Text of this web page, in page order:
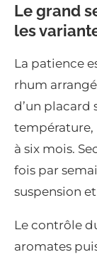
Le grand
les
La patience
rhum
d’un placard
température,
à six mois.
fois par
suspension
Le contrôle
aromates